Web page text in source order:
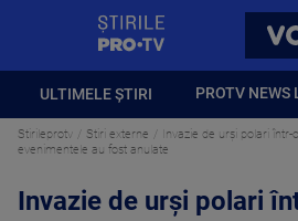
ULTIMELE ȘTIRI PROTV NEWS
Stirileprotv Stiri externe
Invazie de urși polari
evenimentele au fost anulate
Invazie de urși polari